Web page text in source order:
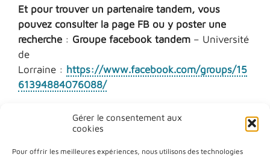
Gérer le consentement aux
cookies
Pour offrir les meilleures expériences, nous utilisons des technologies
Et pour trouver un partenaire tandem, vous
pouvez consulter la page FB ou y poster une
recherche : Groupe facebook tandem – Université
de
Lorraine : https://www.facebook.com/groups/15
61394884076088/